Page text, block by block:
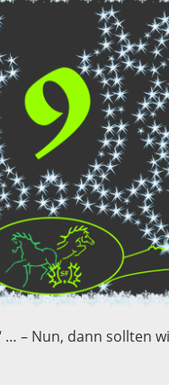
– Nun, dann sollten